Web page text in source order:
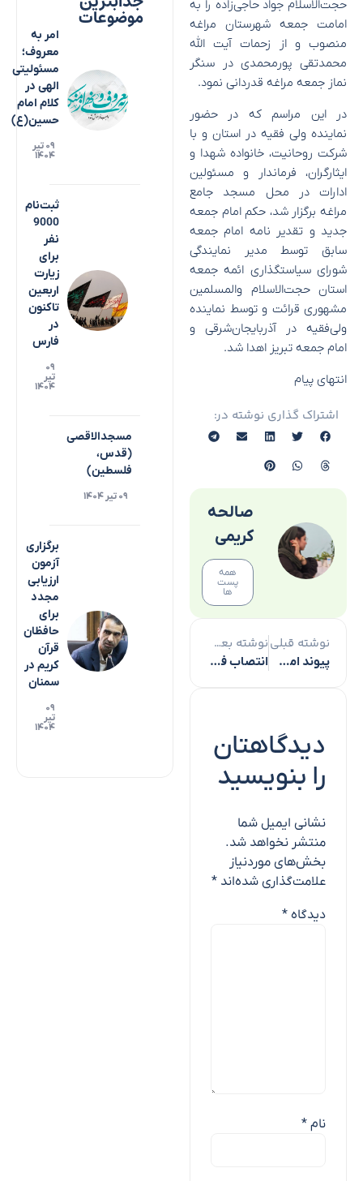
حجت‌الاسلام جواد حاجی‌زاده را به
امامت جمعه شهرستان مراغه
منصوب و از زحمات آیت الله
محمدتقی پورمحمدی در سنگر
نماز جمعه مراغه قدردانی نمود.
در این مراسم که در حضور
نماینده ولی فقیه در استان و با
شرکت روحانیت، خانواده شهدا و
ایثارگران، فرماندار و مسئولین
ادارات در محل مسجد جامع
مراغه برگزار شد، حکم امام جمعه
جدید و تقدیر نامه امام جمعه
سابق توسط مدیر نمایندگی
شورای سیاستگذاری ائمه جمعه
استان حجت‌الاسلام والمسلمین
مشهوری قرائت و توسط نماینده
ولی‌فقیه در آذربایجان‌شرقی و
امام جمعه تبریز اهدا شد.
انتهای پیام
اشتراک گذاری نوشته در:
صالحه
کریمی
همه
پست
ها
نوشته قبلی
پیوند امت با امام جامعه رمز عبور از فتنه‌هاست
نوشته بعدی
انتصاب فرماندار جدید نقده
دیدگاهتان
را بنویسید
نشانی ایمیل شما
منتشر نخواهد شد.
بخش‌های موردنیاز
علامت‌گذاری شده‌اند *
دیدگاه *
نام *
موضوعات
امر به
معروف؛
مسئولیتی
الهی در
کلام امام
حسین(ع)
۰۹ تیر
۱۴۰۴
ثبت‌نام
9000
نفر
برای
زیارت
اربعین
تاکنون
در
فارس
۰۹
تیر
۱۴۰۴
مسجدالاقصی
(قدس،
فلسطین)
۰۹ تیر ۱۴۰۴
برگزاری
آزمون
ارزیابی
مجدد
برای
حافظان
قرآن
کریم در
سمنان
۰۹
تیر
۱۴۰۴